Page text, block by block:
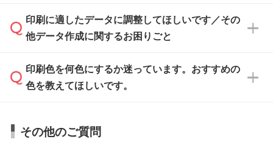
ご入稿後は経験豊富なスタッフがデータに不備
がないかチェックし、お客様と確認してから印
刷に進みますので、ご安心ください。
入稿用のテンプレートはPDF形式ですが、
IllustratorやPhotoshopで開いてご利用いただけ
方」をご確認ください。
印刷に適したデータ・解像度かどうか、担当ス
タッフが事前に確認いたします。
ムへ添付いただくか、担当スタッフ宛にメール
でお送りください。
い合わせください。
印刷に適したデータに調整してほしいです／その
他データ作成に関するお困りごと
データ作成でお困りの際には、担当スタッフが
サポートいたしますのでお気軽にご相談くださ
から添付してお送りください。
印刷色を何色にするか迷っています。おすすめの
色を教えてほしいです。
お見積・ご注文・
相談いただきますと、担当スタッフがお客様の
その他のご質問